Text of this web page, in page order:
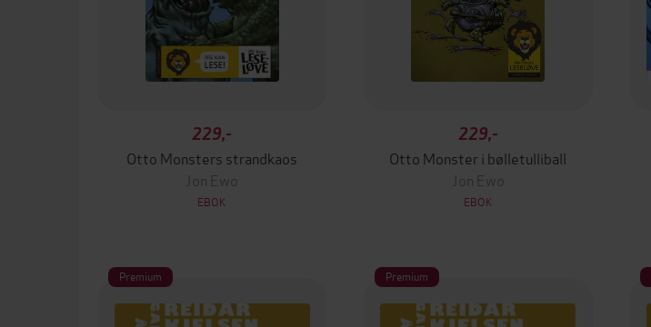
229,-
Otto Monsters strandkaos
Jon Ewo
EBOK
229,-
Otto Monster i bølletulliball
Jon Ewo
EBOK
Premium Premium